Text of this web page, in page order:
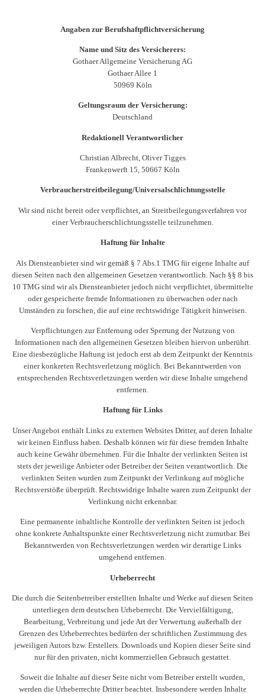
Angaben zur Berufshaftpflichtversicherung
Name und Sitz des Versicherers:
Gothaer Allgemeine Versicherung AG
Gothaer Allee 1
50969 Köln
Geltungsraum der Versicherung:
Deutschland
Redaktionell Verantwortlicher
Christian Albrecht, Oliver Tigges
Frankenwerft 15, 50667 Köln
Verbraucher­streit­beilegung/Universal­schlichtungs­stelle
Wir sind nicht bereit oder verpflichtet, an Streitbeilegungsverfahren vor
einer Verbraucherschlichtungsstelle teilzunehmen.
Haftung für Inhalte
Als Diensteanbieter sind wir gemäß § 7 Abs.1 TMG für eigene Inhalte auf
diesen Seiten nach den allgemeinen Gesetzen verantwortlich. Nach §§ 8 bis
10 TMG sind wir als Diensteanbieter jedoch nicht verpflichtet, übermittelte
oder gespeicherte fremde Informationen zu überwachen oder nach
Umständen zu forschen, die auf eine rechtswidrige Tätigkeit hinweisen.
Verpflichtungen zur Entfernung oder Sperrung der Nutzung von
Informationen nach den allgemeinen Gesetzen bleiben hiervon unberührt.
Eine diesbezügliche Haftung ist jedoch erst ab dem Zeitpunkt der Kenntnis
einer konkreten Rechtsverletzung möglich. Bei Bekanntwerden von
entsprechenden Rechtsverletzungen werden wir diese Inhalte umgehend
entfernen.
Haftung für Links
Unser Angebot enthält Links zu externen Websites Dritter, auf deren Inhalte
wir keinen Einfluss haben. Deshalb können wir für diese fremden Inhalte
auch keine Gewähr übernehmen. Für die Inhalte der verlinkten Seiten ist
stets der jeweilige Anbieter oder Betreiber der Seiten verantwortlich. Die
verlinkten Seiten wurden zum Zeitpunkt der Verlinkung auf mögliche
Rechtsverstöße überprüft. Rechtswidrige Inhalte waren zum Zeitpunkt der
Verlinkung nicht erkennbar.
Eine permanente inhaltliche Kontrolle der verlinkten Seiten ist jedoch
ohne konkrete Anhaltspunkte einer Rechtsverletzung nicht zumutbar. Bei
Bekanntwerden von Rechtsverletzungen werden wir derartige Links
umgehend entfernen.
Urheberrecht
Die durch die Seitenbetreiber erstellten Inhalte und Werke auf diesen Seiten
unterliegen dem deutschen Urheberrecht. Die Vervielfältigung,
Bearbeitung, Verbreitung und jede Art der Verwertung außerhalb der
Grenzen des Urheberrechtes bedürfen der schriftlichen Zustimmung des
jeweiligen Autors bzw. Erstellers. Downloads und Kopien dieser Seite sind
nur für den privaten, nicht kommerziellen Gebrauch gestattet.
Soweit die Inhalte auf dieser Seite nicht vom Betreiber erstellt wurden,
werden die Urheberrechte Dritter beachtet. Insbesondere werden Inhalte